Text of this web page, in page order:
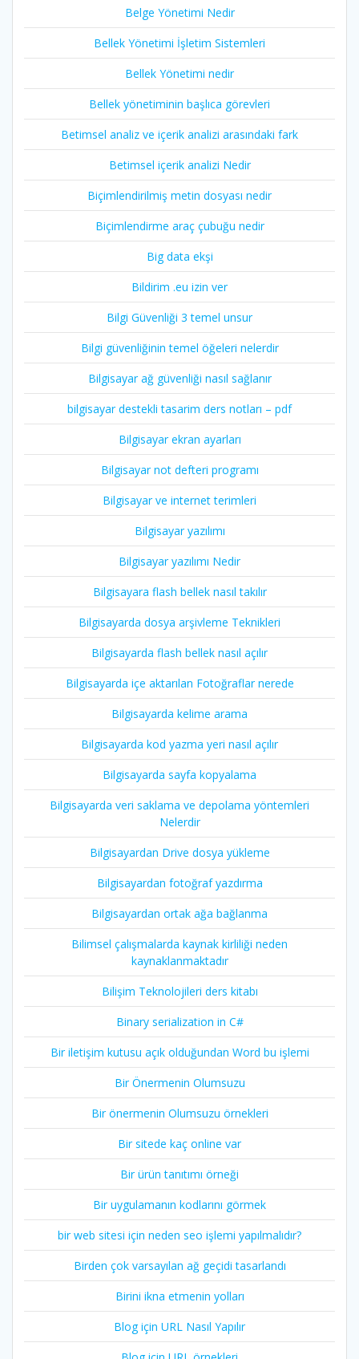
Belge Yönetimi Nedir
Bellek Yönetimi İşletim Sistemleri
Bellek Yönetimi nedir
Bellek yönetiminin başlıca görevleri
Betimsel analiz ve içerik analizi arasındaki fark
Betimsel içerik analizi Nedir
Biçimlendirilmiş metin dosyası nedir
Biçimlendirme araç çubuğu nedir
Big data ekşi
Bildirim .eu izin ver
Bilgi Güvenliği 3 temel unsur
Bilgi güvenliğinin temel öğeleri nelerdir
Bilgisayar ağ güvenliği nasıl sağlanır
bilgisayar destekli tasarim ders notları – pdf
Bilgisayar ekran ayarları
Bilgisayar not defteri programı
Bilgisayar ve internet terimleri
Bilgisayar yazılımı
Bilgisayar yazılımı Nedir
Bilgisayara flash bellek nasıl takılır
Bilgisayarda dosya arşivleme Teknikleri
Bilgisayarda flash bellek nasıl açılır
Bilgisayarda içe aktarılan Fotoğraflar nerede
Bilgisayarda kelime arama
Bilgisayarda kod yazma yeri nasıl açılır
Bilgisayarda sayfa kopyalama
Bilgisayarda veri saklama ve depolama yöntemleri
Nelerdir
Bilgisayardan Drive dosya yükleme
Bilgisayardan fotoğraf yazdırma
Bilgisayardan ortak ağa bağlanma
Bilimsel çalışmalarda kaynak kirliliği neden
kaynaklanmaktadır
Bilişim Teknolojileri ders kitabı
Binary serialization in C#
Bir iletişim kutusu açık olduğundan Word bu işlemi
Bir Önermenin Olumsuzu
Bir önermenin Olumsuzu örnekleri
Bir sitede kaç online var
Bir ürün tanıtımı örneği
Bir uygulamanın kodlarını görmek
bir web sitesi için neden seo işlemi yapılmalıdır?
Birden çok varsayılan ağ geçidi tasarlandı
Birini ikna etmenin yolları
Blog için URL Nasıl Yapılır